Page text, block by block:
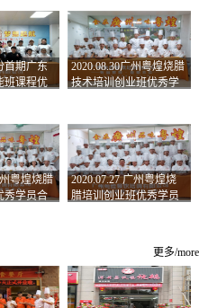
首期广东
班课程优
2020.08.30广州粤煌烧腊
技术培训创业班优秀学
粤煌烧腊
秀学员合
2020.07.27 广州粤煌烧
腊培训创业班优秀学员
更多/more